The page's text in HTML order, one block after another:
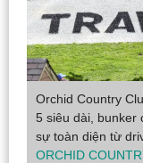
Orchid Country
5 siêu dài, bunker
sự toàn diện từ
ORCHID